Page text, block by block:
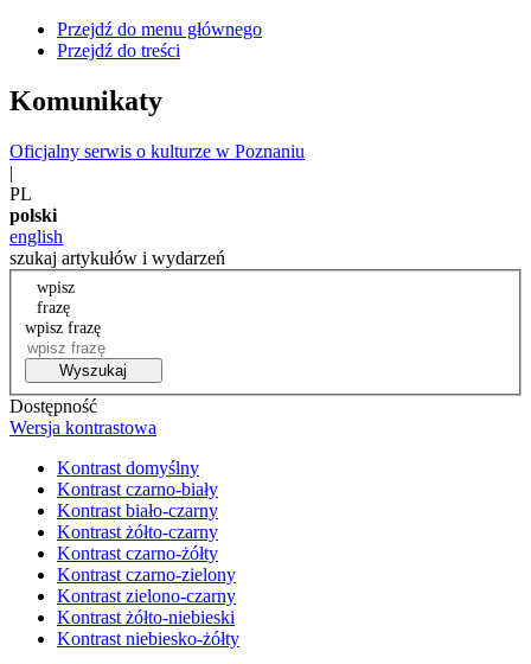
Przejdź do menu głównego
Przejdź do treści
Komunikaty
Oficjalny serwis o kulturze w Poznaniu
|
PL
polski
english
szukaj artykułów i wydarzeń
wpisz
frazę
wpisz frazę
Wyszukaj
Dostępność
Wersja kontrastowa
Kontrast domyślny
Kontrast czarno-biały
Kontrast biało-czarny
Kontrast żółto-czarny
Kontrast czarno-żółty
Kontrast czarno-zielony
Kontrast zielono-czarny
Kontrast żółto-niebieski
Kontrast niebiesko-żółty